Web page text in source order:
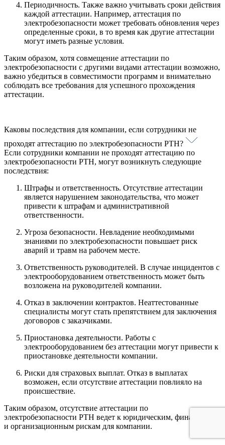
Периодичность. Также важно учитывать сроки действия
каждой аттестации. Например, аттестация по
электробезопасности может требовать обновления через
определенные сроки, в то время как другие аттестации
могут иметь разные условия.
Таким образом, хотя совмещение аттестации по
электробезопасности с другими видами аттестации возможно,
важно убедиться в совместимости программ и внимательно
соблюдать все требования для успешного прохождения
аттестации.
Каковы последствия для компании, если сотрудники не
проходят аттестацию по электробезопасности РТН?
Если сотрудники компании не проходят аттестацию по
электробезопасности РТН, могут возникнуть следующие
последствия:
Штрафы и ответственность. Отсутствие аттестации
является нарушением законодательства, что может
привести к штрафам и административной
ответственности.
Угроза безопасности. Невладение необходимыми
знаниями по электробезопасности повышает риск
аварий и травм на рабочем месте.
Ответственность руководителей. В случае инцидентов с
электрооборудованием ответственность может быть
возложена на руководителей компании.
Отказ в заключении контрактов. Неаттестованные
специалисты могут стать препятствием для заключения
договоров с заказчиками.
Приостановка деятельности. Работы с
электрооборудованием без аттестации могут привести к
приостановке деятельности компании.
Риски для страховых выплат. Отказ в выплатах
возможен, если отсутствие аттестации повлияло на
происшествие.
Таким образом, отсутствие аттестации по
электробезопасности РТН ведет к юридическим, финансовым
и организационным рискам для компании.